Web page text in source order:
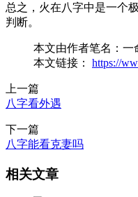
总之，火在八字中是一个
判断。
本文由作者笔名：一
本文链接： https://
上一篇
八字看外遇
下一篇
八字能看克妻吗
相关文章